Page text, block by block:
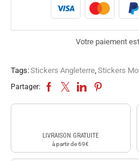
Votre paiement est
Tags:Stickers Angleterre, Stickers
Partager:
LIVRAISON GRATUITE
à partir de 69€